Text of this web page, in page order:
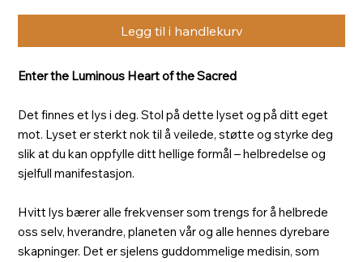
Legg til i handlekurv
Enter the Luminous Heart of the Sacred
Det finnes et lys i deg. Stol på dette lyset og på ditt eget
mot. Lyset er sterkt nok til å veilede, støtte og styrke deg
slik at du kan oppfylle ditt hellige formål – helbredelse og
sjelfull manifestasjon.
Hvitt lys bærer alle frekvenser som trengs for å helbrede
oss selv, hverandre, planeten vår og alle hennes dyrebare
skapninger. Det er sjelens guddommelige medisin, som